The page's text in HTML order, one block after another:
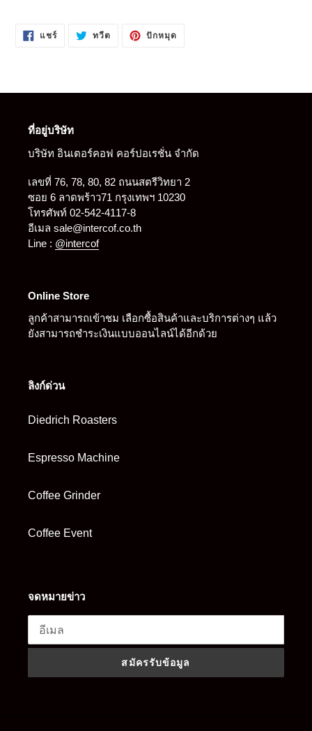
แชร์แชร์
ทวีตทวี
ปักหมุดปัก
ที่อยู่บริษัท
บริษัท อินเตอร์คอฟ คอร์ปอเรชั่น จำกัด
เลขที่ 76, 78, 80, 82 ถนนสตรีวิทยา 2
ซอย 6 ลาดพร้าว71 กรุงเทพฯ 10230
โทรศัพท์ 02-542-4117-8
อีเมล sale@intercof.co.th
Line : @intercof
Online Store
ลูกค้าสามารถเข้าชม เลือกซื้อสินค้าและบริการต่างๆ แล้ว
ยังสามารถชำระเงินแบบออนไลน์ได้อีกด้วย
ลิงก์ด่วน
Diedrich Roasters
Espresso Machine
Coffee Grinder
Coffee Event
จดหมายข่าว
สมัครรับข้อมูล